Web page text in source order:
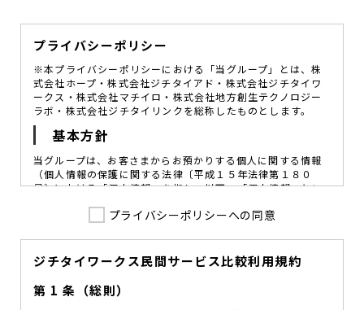
プライバシーポリシー
※本プライバシーポリシーにおける「当グループ」とは、株
式会社ホープ・株式会社ジチタイアド・株式会社ジチタイワ
ークス・株式会社マチイロ・株式会社地方創生テクノロジー
ラボ・株式会社ジチタイリンクを総称したものとします。
基本方針
当グループは、お客さまからお預かりする個人に関する情報
（個人情報の保護に関する法律〔平成１５年法律第１８０
号〕における「個人情報」を指し、以下、「個人情報」とい
図ることが、重要な社会的責務であると考えております。
を定め、役員及び従業員に個人情報保護の重要性の認識と取
組みを徹底させることによって、個人情報の適切な取り扱い
に努めてまいります。
プライバシーポリシーへの同意
ジチタイワークス民間サービス比較利用規約
第 1 条（総則）